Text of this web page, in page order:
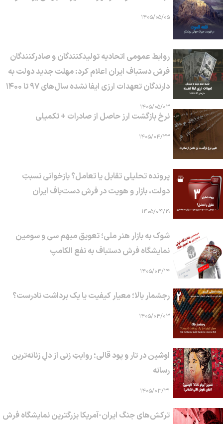
۱۴۰۵/۰۵/۰۵
روابط عمومی اتحادیه تولیدکنندگان و صادرکنندگان
فرش دستباف ایران اعلام کرد: مهلت جدید دولت به
دارندگان تعهدات ارزی ایفا نشده سال‌های ۹۷ تا ۱۴۰۰
۱۴۰۵/۰۵/۰۳
نرخ بازگشت ارز حاصل از صادرات + تکمیلی
۱۴۰۵/۰۴/۲۳
پرونده تحلیلی تقابل یا تعامل؟ بازخوانی نسبتِ
دولت، بازار و هویت در فرش دست‌باف ایران
۱۴۰۵/۰۴/۱۹
شوک به بازار هنر ملی؛ تعویق مبهم سی و سومین
نمایشگاه فرش دستباف به نفع الکامپ
۱۴۰۵/۰۴/۱۴
رجشمار بالا؛ معیار کیفیت یا یک برداشت نادرست؟
۱۴۰۵/۰۴/۰۳
اوشین در تار و پود قالی؛ روایتِ زنی از دلِ زنانه‌ترین
رسانه
۱۴۰۵/۰۳/۳۱
ترکش‌های جنگ ایران-آمریکا بزرگترین نمایشگاه فرش